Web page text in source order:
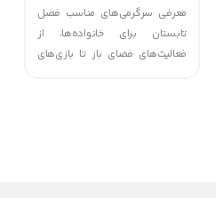
به‌یادماندنی
معرفی سرگرمی‌های مناسب فصل
تابستان برای خانواده‌ها، از
فعالیت‌های فضای باز تا بازی‌های